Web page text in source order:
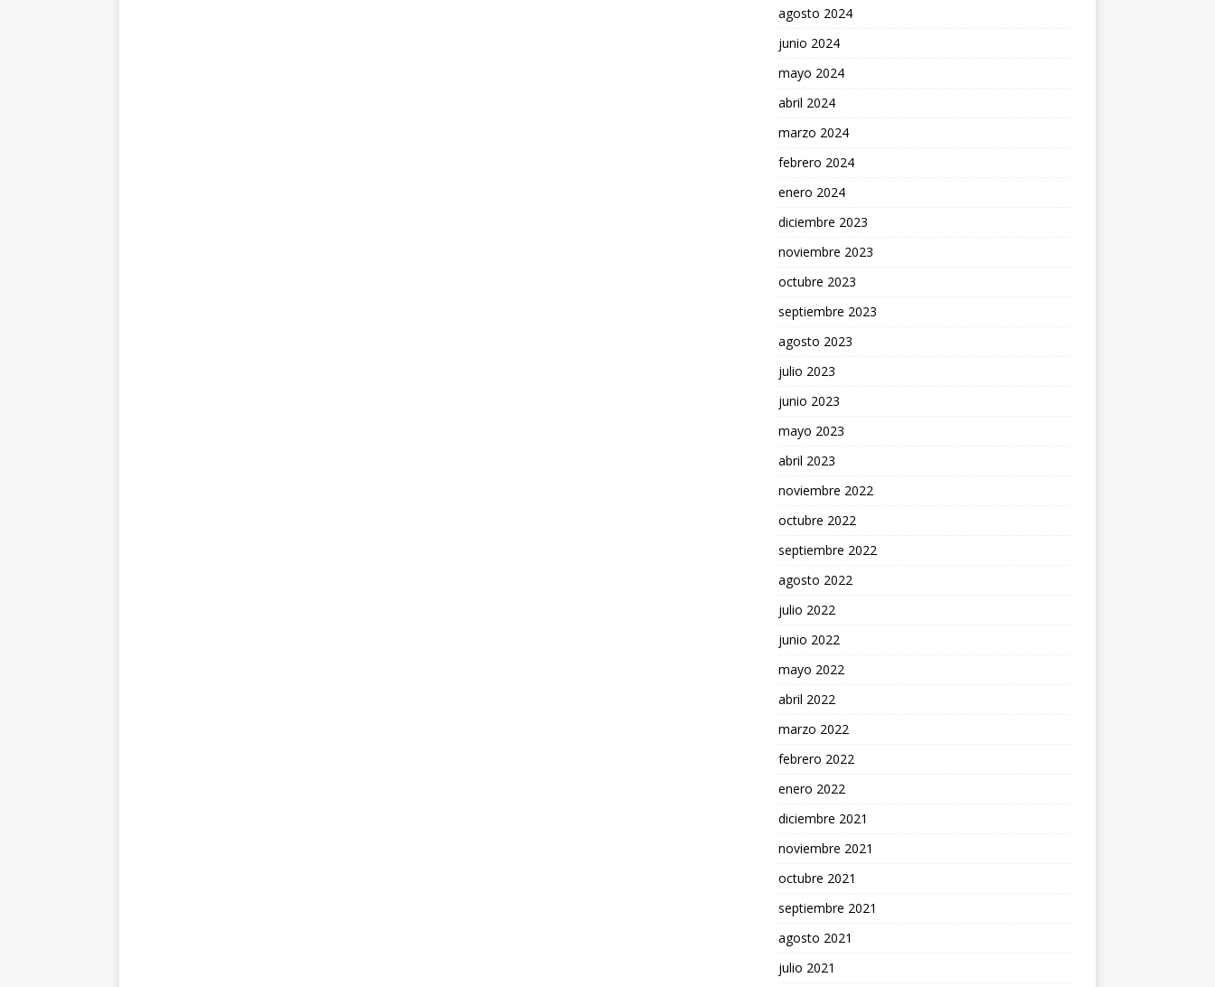
agosto 2024
junio 2024
mayo 2024
abril 2024
marzo 2024
febrero 2024
enero 2024
diciembre 2023
noviembre 2023
octubre 2023
septiembre 2023
agosto 2023
julio 2023
junio 2023
mayo 2023
abril 2023
noviembre 2022
octubre 2022
septiembre 2022
agosto 2022
julio 2022
junio 2022
mayo 2022
abril 2022
marzo 2022
febrero 2022
enero 2022
diciembre 2021
noviembre 2021
octubre 2021
septiembre 2021
agosto 2021
julio 2021